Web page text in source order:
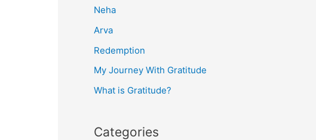
f
o
r
:
Neha
Arva
Redemption
My Journey With Gratitude
What is Gratitude?
Categories